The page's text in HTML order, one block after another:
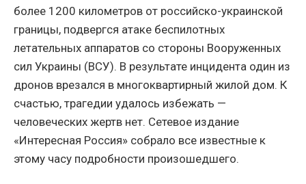
более 1200 километров от российско-украинской
границы, подвергся атаке беспилотных
летательных аппаратов со стороны Вооруженных
сил Украины (ВСУ). В результате инцидента один из
дронов врезался в многоквартирный жилой дом. К
счастью, трагедии удалось избежать —
человеческих жертв нет. Сетевое издание
«Интересная Россия» собрало все известные к
этому часу подробности произошедшего.